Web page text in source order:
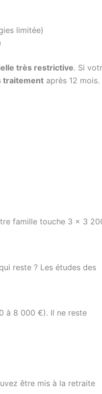
limitée)
très restrictive. Si
traitement après 12 mois.
famille touche 3 × 3
reste ? Les études des
à 8 000 €). Il ne reste
être mis à la retraite